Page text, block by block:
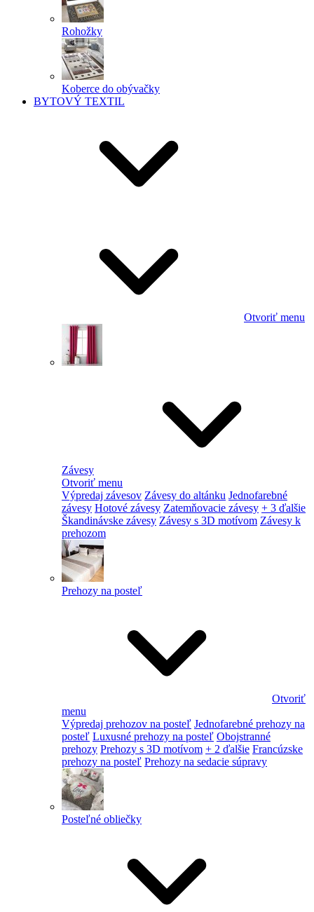
Rohožky
Koberce do obývačky
BYTOVÝ TEXTIL
Otvoriť menu
Závesy
Otvoriť menu
Výpredaj závesov Závesy do altánku Jednofarebné
závesy Hotové závesy Zatemňovacie závesy + 3 ďalšie
Škandinávske závesy Závesy s 3D motívom Závesy k
prehozom
Prehozy na posteľ
Otvoriť
menu
Výpredaj prehozov na posteľ Jednofarebné prehozy na
posteľ Luxusné prehozy na posteľ Obojstranné
prehozy Prehozy s 3D motívom + 2 ďalšie Francúzske
prehozy na posteľ Prehozy na sedacie súpravy
Posteľné obliečky